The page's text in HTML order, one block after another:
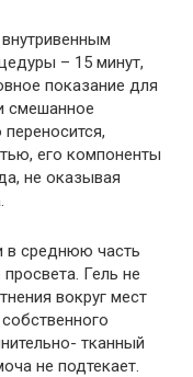
– 15 минут,
показание для
смешанное
его компоненты
не оказывая
в среднюю часть
Гель не
вокруг мест
тканный
не подтекает.